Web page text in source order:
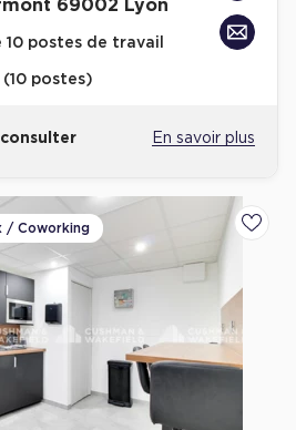
Billancourt
69002 Lyon
postes de travail
postes)
consulter En savoir plus
/ Coworking